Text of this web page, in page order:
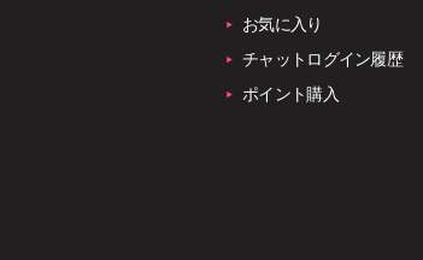
お気に入り
チャットログイン履歴
ポイント購入